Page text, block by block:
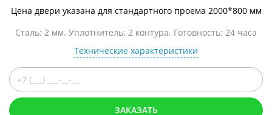
Цена двери указана для стандартного проема 2000*800 мм
Сталь: 2 мм. Уплотнитель: 2 контура. Готовность: 24 часа
Технические характеристики
ЗАКАЗАТЬ